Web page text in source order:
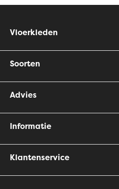
Vloerkleden
Soorten
Advies
Informatie
Klantenservice